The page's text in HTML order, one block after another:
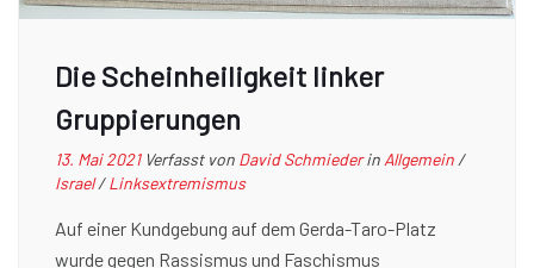
Die Scheinheiligkeit linker
Gruppierungen
13. Mai 2021 Verfasst von David Schmieder in Allgemein /
Israel/Linksextremismus
Auf einer Kundgebung auf dem Gerda-Taro-Platz
wurde gegen Rassismus und Faschismus